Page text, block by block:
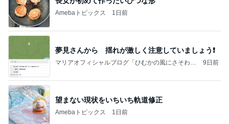
Amebaトピックス 1日前
夢見さんから 揺れが激しく注意していましょう❗️
マリアオフィシャルブログ「ひむかの風にさそわれ
9日前
望まない現状をいちいち軌道修正
Amebaトピックス 1日前